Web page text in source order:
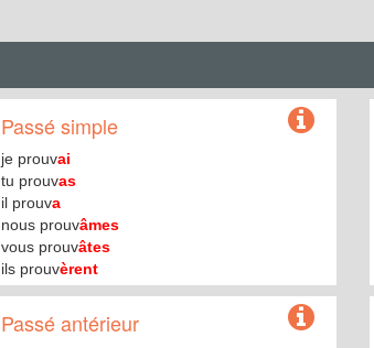
Passé simple
je prouvai
tu prouvas
il prouva
nous prouvâmes
vous prouvâtes
ils prouvèrent
Passé antérieur